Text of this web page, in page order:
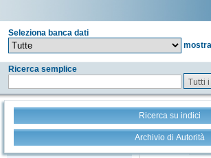
Seleziona banca dati
mostra
Ricerca semplice
Tutti
Ricerca su indici
Archivio di Autorità
Stampa - Email - Export Tutto +